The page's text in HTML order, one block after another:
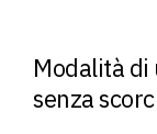
Modalità
senza